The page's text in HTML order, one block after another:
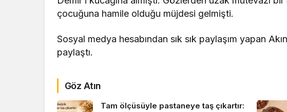
çocuğuna hamile olduğu müjdesi gelmişti.
Sosyal medya hesabından sık sık paylaşım yapan
paylaştı.
Göz Atın
Tam ölçüsüyle pastaneye taş çıkartır: